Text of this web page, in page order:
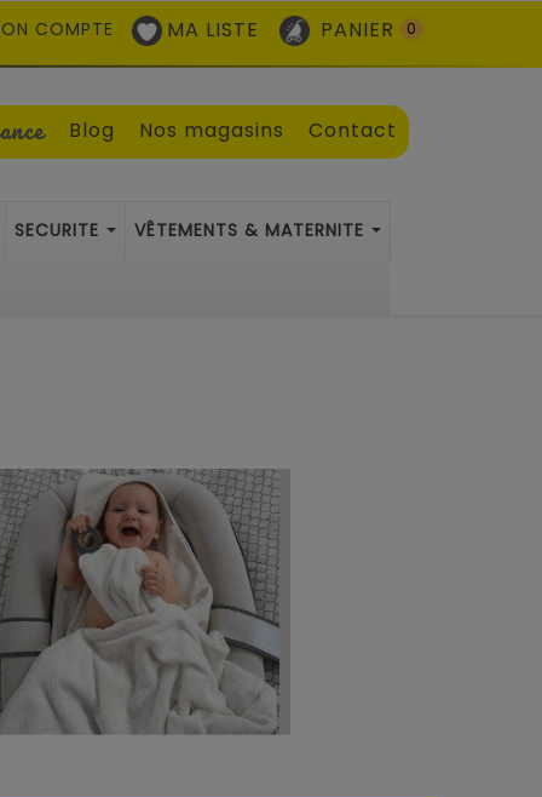
COMPTE MA LISTE PANIER 0
Blog Nos magasins Contact
SECURITE VÊTEMENTS & MATERNITE